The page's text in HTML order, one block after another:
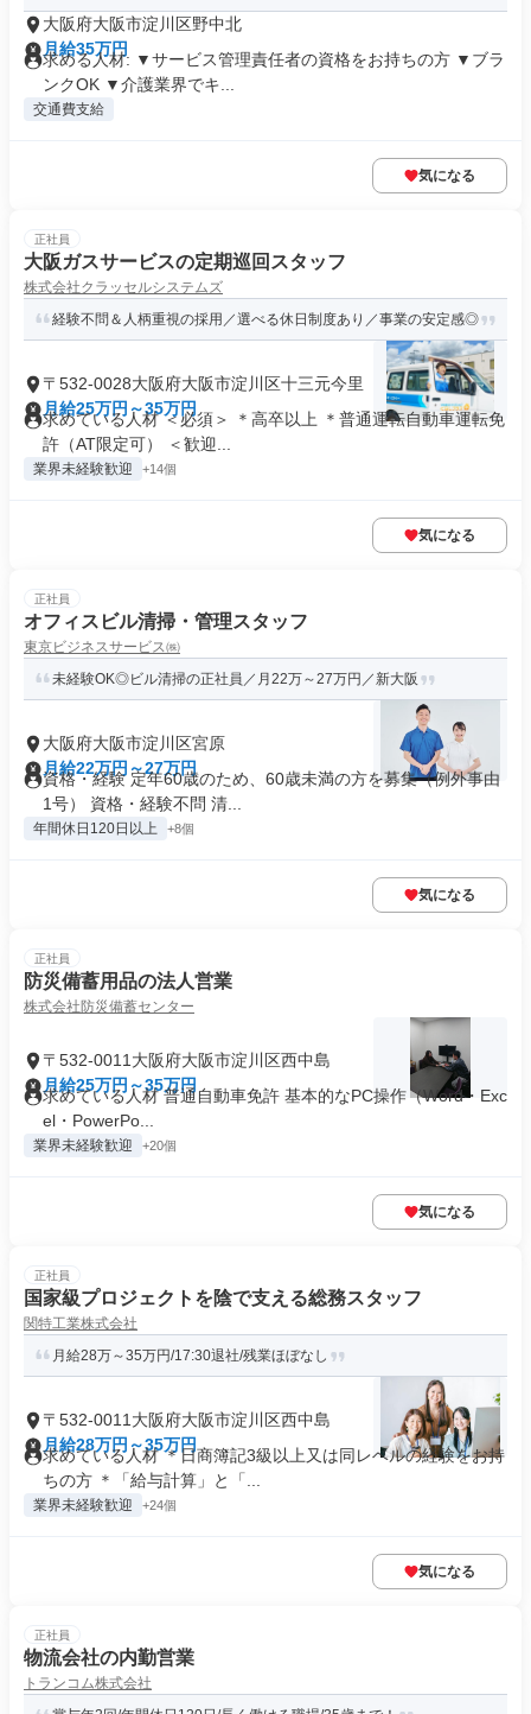
大阪府大阪市淀川区野中北
月給35万円
求める人材: ▼サービス管理責任者の資格をお持ちの方 ▼ブラ
ンクOK ▼介護業界でキ...
交通費支給
気になる
正社員
大阪ガスサービスの定期巡回スタッフ
株式会社クラッセルシステムズ
経験不問＆人柄重視の採用／選べる休日制度あり／事業の安定感◎
〒532-0028大阪府大阪市淀川区十三元今里
月給25万円～35万円
求めている人材 ＜必須＞ ＊高卒以上 ＊普通運転自動車運転免
許（AT限定可） ＜歓迎...
業界未経験歓迎 +14個
気になる
正社員
オフィスビル清掃・管理スタッフ
東京ビジネスサービス㈱
未経験OK◎ビル清掃の正社員／月22万～27万円／新大阪
大阪府大阪市淀川区宮原
月給22万円～27万円
資格・経験 定年60歳のため、60歳未満の方を募集（例外事由
1号） 資格・経験不問 清...
年間休日120日以上 +8個
気になる
正社員
防災備蓄用品の法人営業
株式会社防災備蓄センター
〒532-0011大阪府大阪市淀川区西中島
月給25万円～35万円
求めている人材 普通自動車免許 基本的なPC操作（Word・Exc
el・PowerPo...
業界未経験歓迎 +20個
気になる
正社員
国家級プロジェクトを陰で支える総務スタッフ
関特工業株式会社
月給28万～35万円/17:30退社/残業ほぼなし
〒532-0011大阪府大阪市淀川区西中島
月給28万円～35万円
求めている人材 ＊日商簿記3級以上又は同レベルの経験をお持
ちの方 ＊「給与計算」と「...
業界未経験歓迎 +24個
気になる
正社員
物流会社の内勤営業
トランコム株式会社